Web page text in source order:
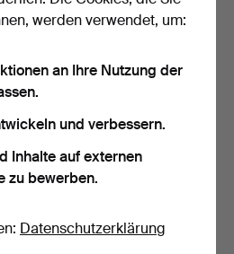
3 Figuren, Erzgebirge Engel,
1 Gebot
werden verwendet, um:
an Ihre Nutzung der
und verbessern.
Inhalte auf externen
zu bewerben.
Datenschutzerklärung